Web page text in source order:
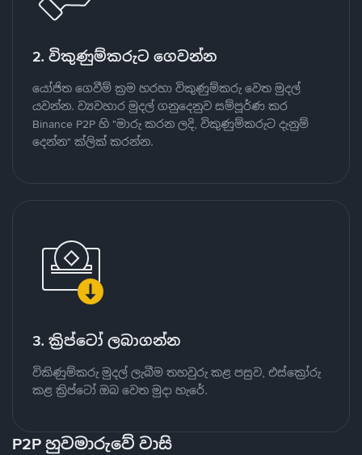
2. විකුණුම්කරුට ගෙවන්න
යෝජිත ගෙවීම් ක්‍රම හරහා විකුණුම්කරු වෙත මුදල්
යවන්න. ව්‍යවහාර මුදල් ගනුදෙනුව සම්පූර්ණ කර
Binance P2P හි "මාරු කරන ලදි, විකුණුම්කරුට දැනුම්
දෙන්න" ක්ලික් කරන්න.
3. ක්‍රිප්ටෝ ලබාගන්න
විකිණුම්කරු මුදල් ලැබීම තහවුරු කළ පසුව, එස්ක්‍රෝරු
කළ ක්‍රිප්ටෝ ඔබ වෙත මුදා හැරේ.
P2P හුවමාරුවේ වාසි